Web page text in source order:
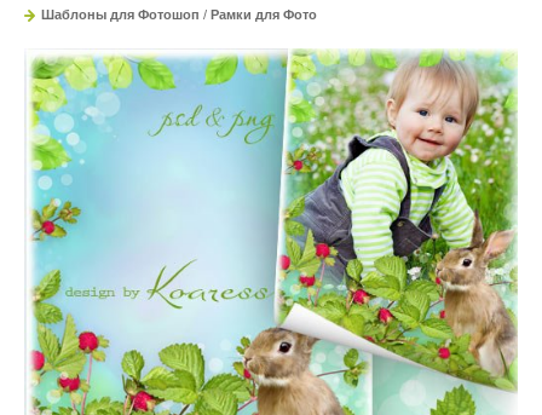
Шаблоны для Фотошоп / Рамки для Фото